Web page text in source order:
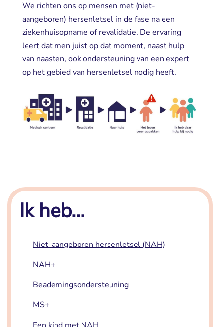
We richten ons op mensen met (niet-
aangeboren) hersenletsel in de fase na een
ziekenhuisopname of revalidatie. De ervaring
leert dat men juist op dat moment, naast hulp
van naasten, ook ondersteuning van een expert
op het gebied van hersenletsel nodig heeft.
Ik heb...
Niet-aangeboren hersenletsel (NAH)
NAH+
Beademingsondersteuning
MS+